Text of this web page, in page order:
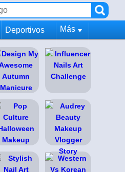
Deportivos Más